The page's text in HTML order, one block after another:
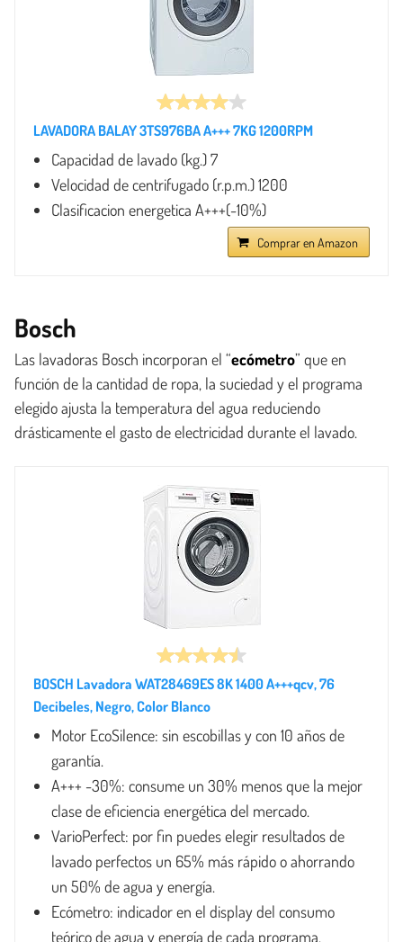
LAVADORA BALAY 3TS976BA A+++ 7KG 1200RPM
Capacidad de lavado (kg.) 7
Velocidad de centrifugado (r.p.m.) 1200
Clasificacion energetica A+++(-10%)
Comprar en Amazon
Bosch
Las lavadoras Bosch incorporan el “ecómetro” que en
función de la cantidad de ropa, la suciedad y el programa
elegido ajusta la temperatura del agua reduciendo
drásticamente el gasto de electricidad durante el lavado.
BOSCH Lavadora WAT28469ES 8K 1400 A+++qcv, 76
Decibeles, Negro, Color Blanco
Motor EcoSilence: sin escobillas y con 10 años de
garantía.
A+++ -30%: consume un 30% menos que la mejor
clase de eficiencia energética del mercado.
VarioPerfect: por fin puedes elegir resultados de
lavado perfectos un 65% más rápido o ahorrando
un 50% de agua y energía.
Ecómetro: indicador en el display del consumo
teórico de agua y energía de cada programa.